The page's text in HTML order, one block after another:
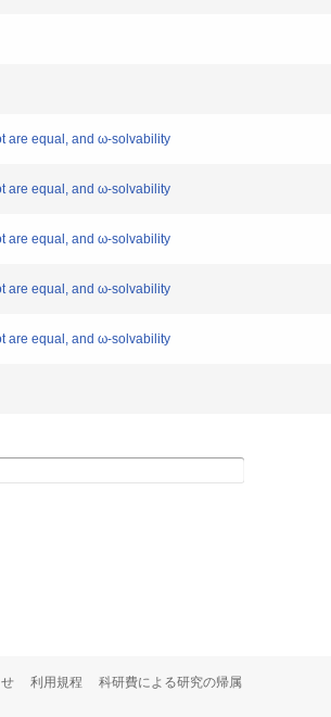
are equal, and ω-solvability
are equal, and ω-solvability
are equal, and ω-solvability
are equal, and ω-solvability
are equal, and ω-solvability
利用規程 科研費による研究の帰属